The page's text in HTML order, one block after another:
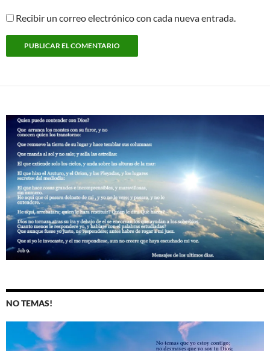
Recibir un correo electrónico con cada nueva entrada.
NO TEMAS!